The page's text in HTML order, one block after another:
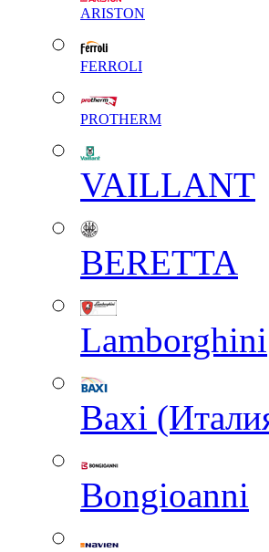
ARISTON
FERROLI
PROTHERM
VAILLANT
BERETTA
Lamborghini
Baxi
Вongioanni